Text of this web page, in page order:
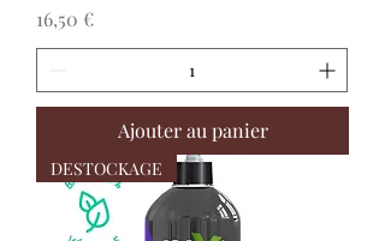
Prix
16,50 €
Ajouter au panier
DESTOCKAGE